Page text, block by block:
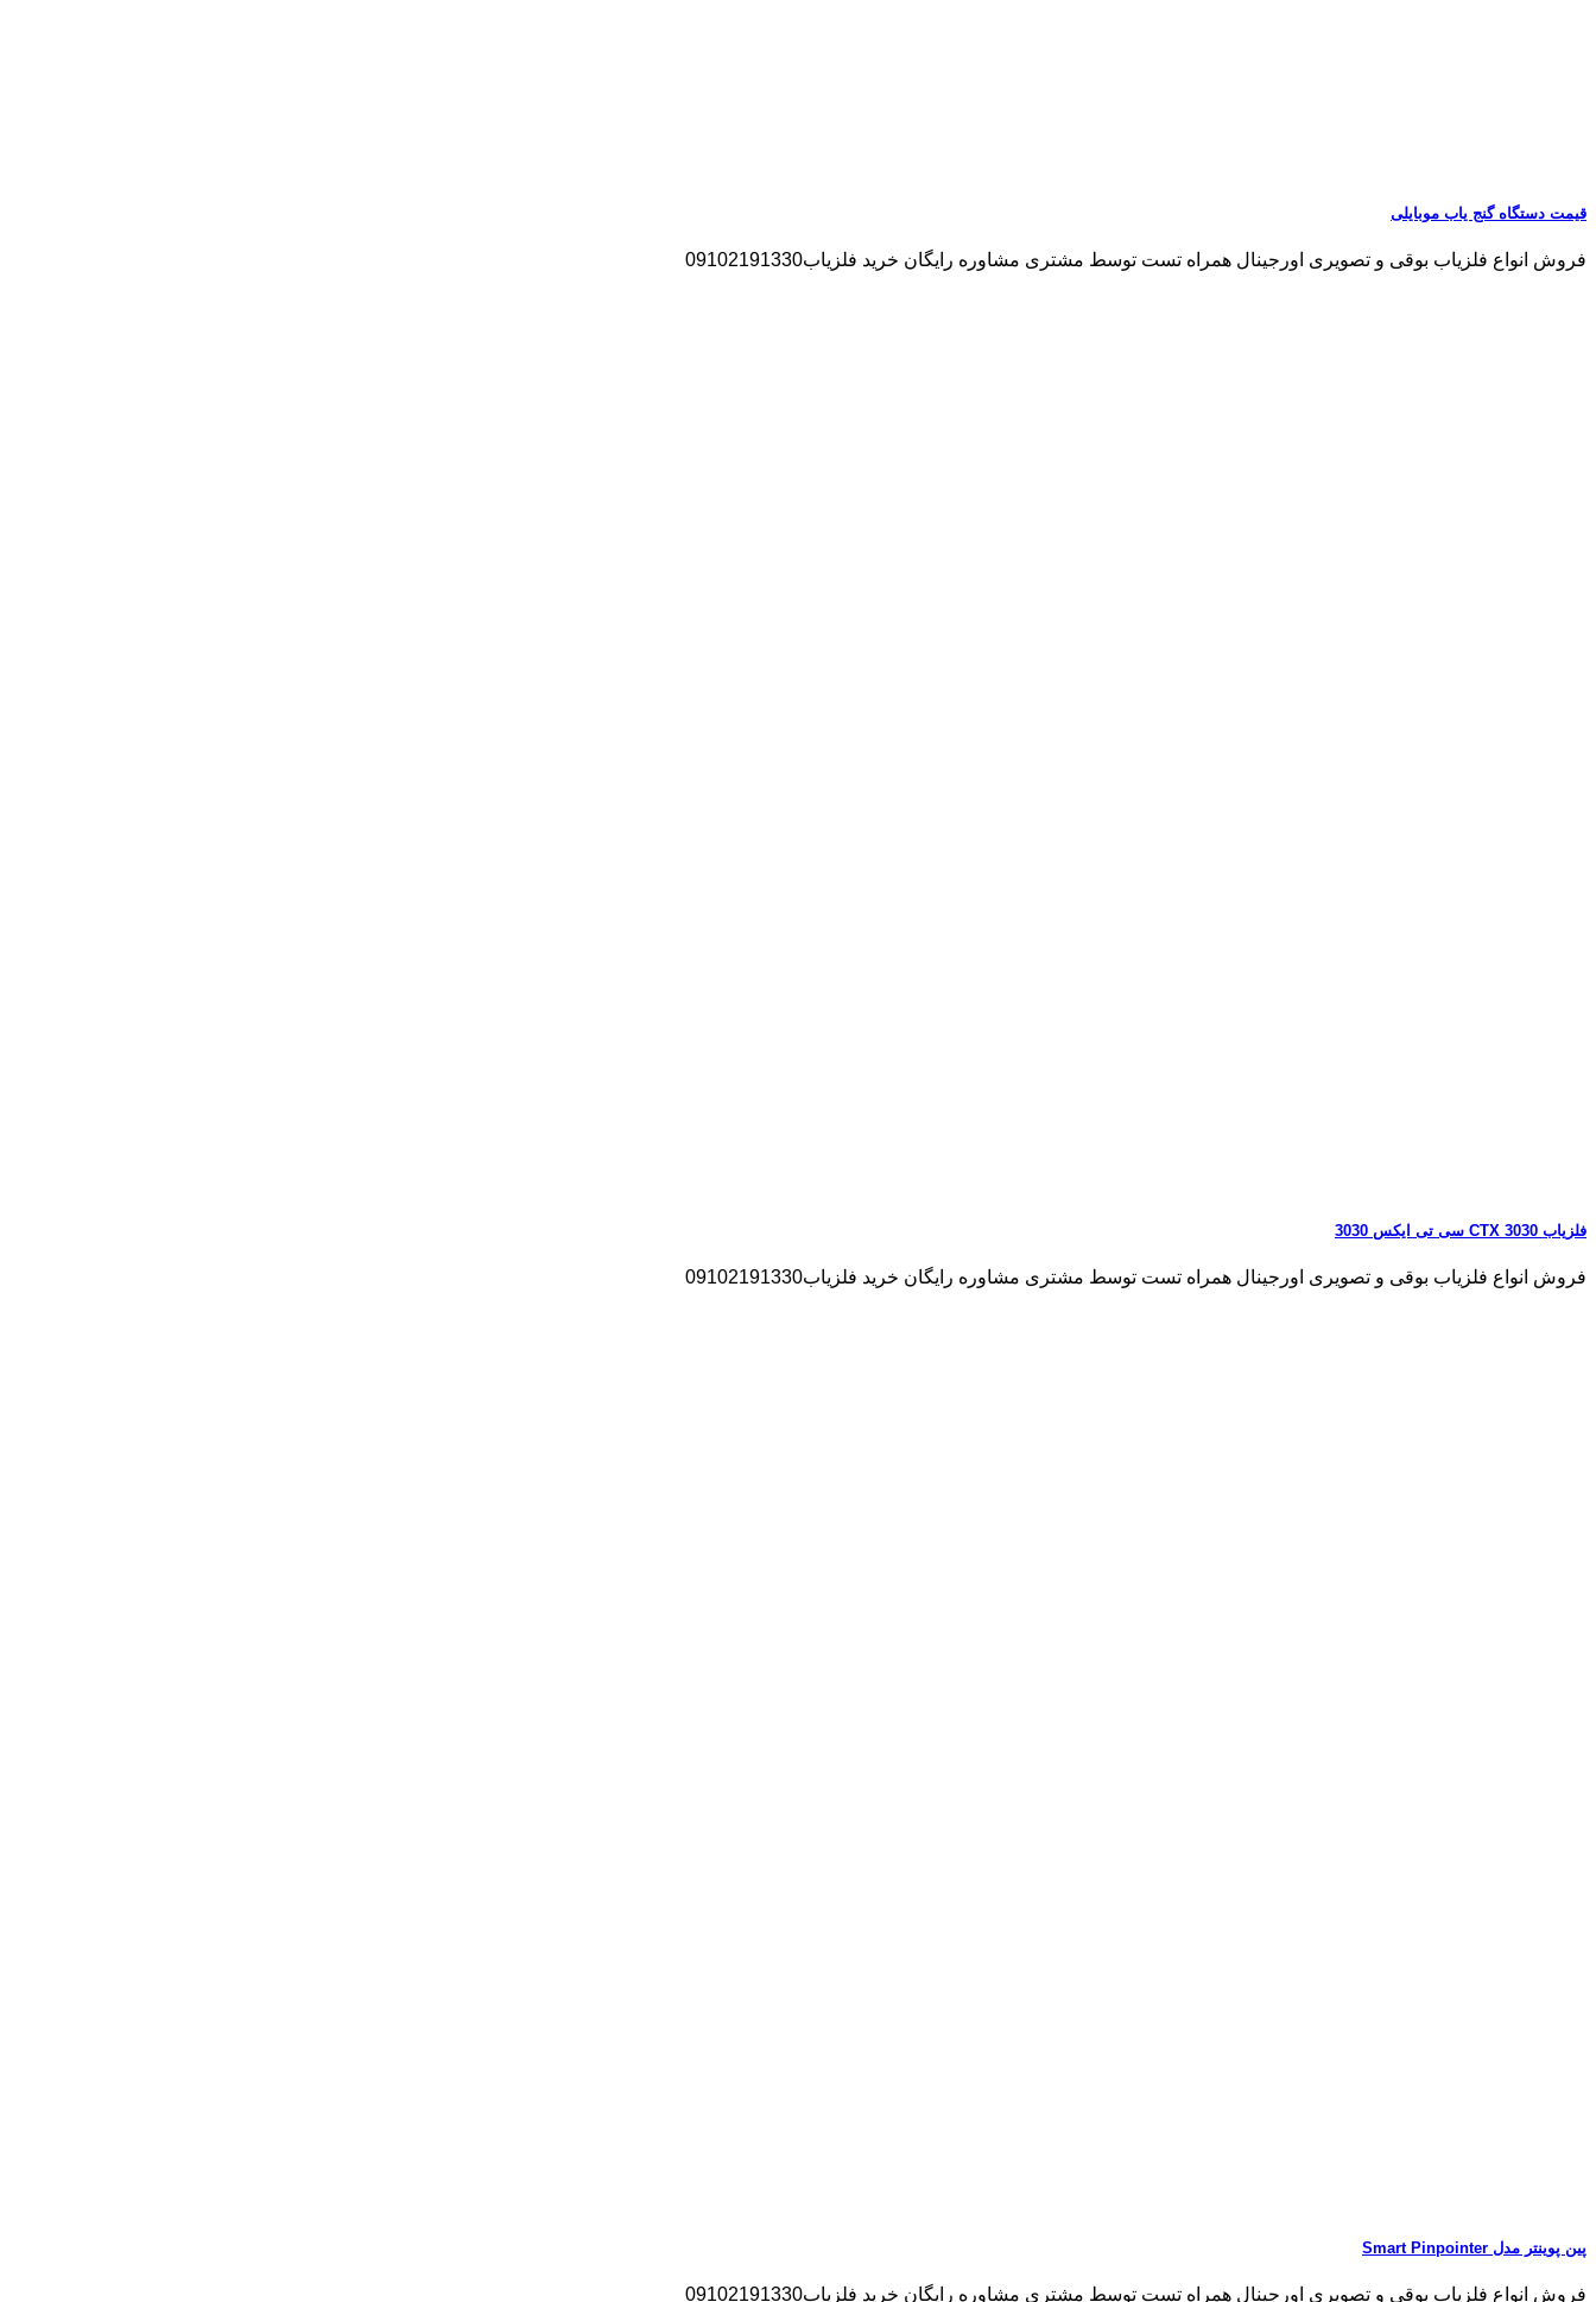
قیمت دستگاه گنج یاب موبایلی
فروش انواع فلزیاب بوقی و تصویری اورجینال همراه تست توسط مشتری مشاوره رایگان خرید فلزیاب09102191330
فلزیاب CTX 3030 سی تی ایکس 3030
فروش انواع فلزیاب بوقی و تصویری اورجینال همراه تست توسط مشتری مشاوره رایگان خرید فلزیاب09102191330
پین پوینتر مدل Smart Pinpointer
فروش انواع فلزیاب بوقی و تصویری اورجینال همراه تست توسط مشتری مشاوره رایگان خرید فلزیاب09102191330